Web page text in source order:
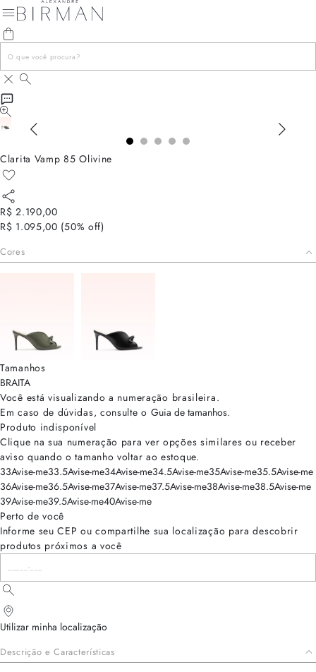
Clarita Vamp 85 Olivine
R$ 2.190,00
R$ 1.095,00 (50% off)
Cores
Tamanhos
BRAITA
Você está visualizando a numeração brasileira.
Em caso de dúvidas, consulte o Guia de tamanhos.
Produto indisponível
Clique na sua numeração para ver opções similares ou receber
aviso quando o tamanho voltar ao estoque.
33Avise-me33.5Avise-me34Avise-me34.5Avise-me35Avise-me35.5Avise-me
36Avise-me36.5Avise-me37Avise-me37.5Avise-me38Avise-me38.5Avise-me
39Avise-me39.5Avise-me40Avise-me
Perto de você
Informe seu CEP ou compartilhe sua localização para descobrir
produtos próximos a você
Utilizar minha localização
Descrição e Características